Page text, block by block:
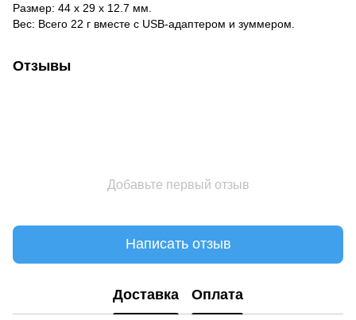
Размер: 44 x 29 x 12.7 мм.
Вес: Всего 22 г вместе с USB-адаптером и зуммером.
Отзывы
Добавьте первый отзыв
Написать отзыв
Доставка Оплата